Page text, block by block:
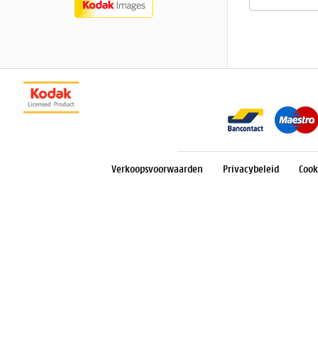
Verkoopsvoorwaarden Privacybeleid